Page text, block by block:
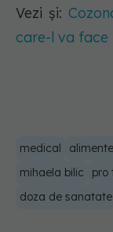
Vezi și:
care-l va face
medical alimente
mihaela bilic
pro
doza de sanatate